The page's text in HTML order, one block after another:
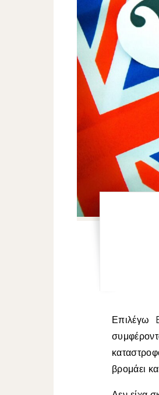
Επιλέγω Brexit γιατί δεν πιστεύω ούτε μια λέξη των οπαδών του Remain. Τα
βρομάει